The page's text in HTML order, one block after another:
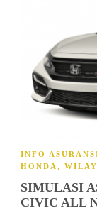
INFO
HONDA ,
SIMULASI
CIVIC ALL